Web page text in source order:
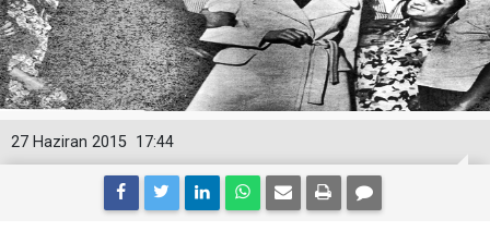
17:44
27 Haziran 2015